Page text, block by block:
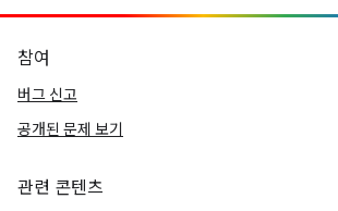
참여
버그 신고
공개된 문제 보기
관련 콘텐츠